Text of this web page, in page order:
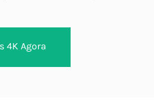
4K Agora